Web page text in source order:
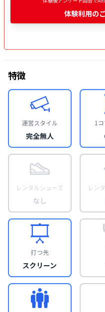
体験利用の
特徴
運営スタイル
完全無人
1
レンタルシューズ
なし
レン
打つ先
スクリーン